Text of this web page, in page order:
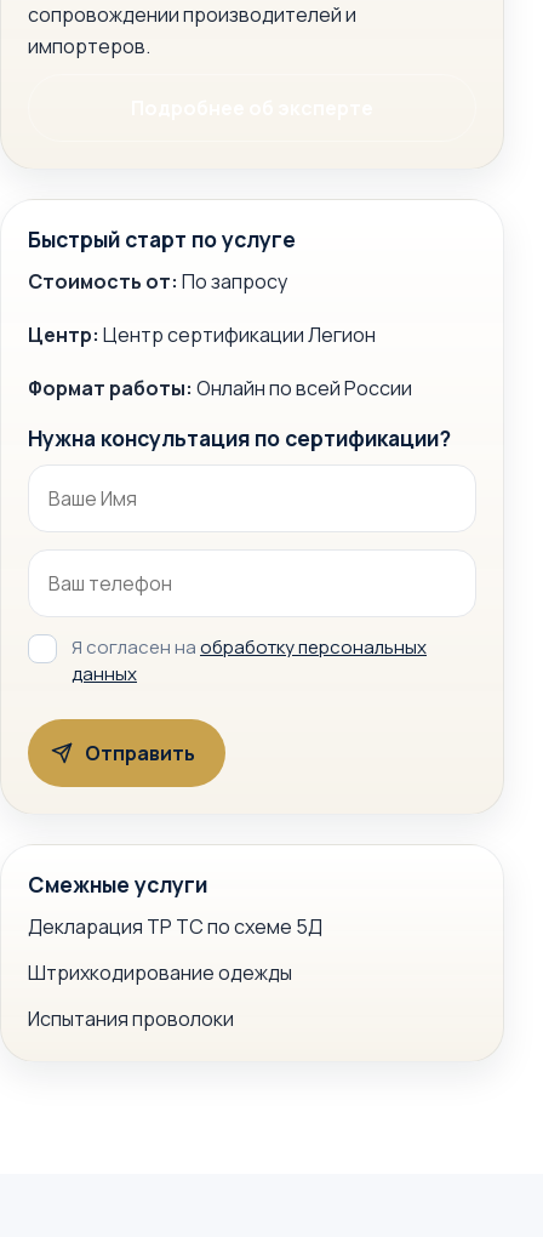
сопровождении производителей и
импортеров.
Быстрый старт по услуге
Стоимость от: По запросу
Центр: Центр сертификации Легион
Формат работы: Онлайн по всей России
Нужна консультация по сертификации?
Я согласен наобработку персональных
данных
Смежные услуги
Декларация ТР ТС по схеме 5Д
Штрихкодирование одежды
Испытания проволоки